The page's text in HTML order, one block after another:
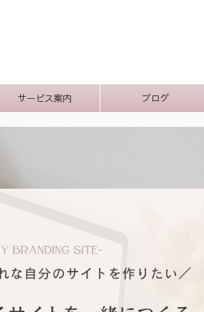
サービス案内 ブログ